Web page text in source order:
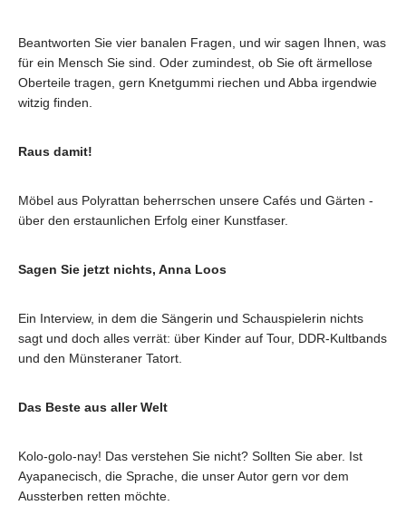
Beantworten Sie vier banalen Fragen, und wir sagen Ihnen, was
für ein Mensch Sie sind. Oder zumindest, ob Sie oft ärmellose
Oberteile tragen, gern Knetgummi riechen und Abba irgendwie
witzig finden.
Raus damit!
Möbel aus Polyrattan beherrschen unsere Cafés und Gärten -
über den erstaunlichen Erfolg einer Kunstfaser.
Sagen Sie jetzt nichts, Anna Loos
Ein Interview, in dem die Sängerin und Schauspielerin nichts
sagt und doch alles verrät: über Kinder auf Tour, DDR-Kultbands
und den Münsteraner Tatort.
Das Beste aus aller Welt
Kolo-golo-nay! Das verstehen Sie nicht? Sollten Sie aber. Ist
Ayapanecisch, die Sprache, die unser Autor gern vor dem
Aussterben retten möchte.